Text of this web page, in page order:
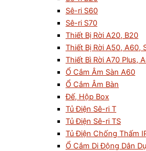
Sê-ri S60
Sê-ri S70
Thiết Bị Rời A20, B20
Thiết Bị Rời A50, A60,
Thiết Bì Rời A70 Plus,
Ổ Cắm Âm Sàn A60
Ổ Cắm Âm Bàn
Đế, Hộp Box
Tủ Điện Sê-ri T
Tủ Điện Sê-ri TS
Tủ Điện Chống Thấm
Ổ Cắm Di Động Dân